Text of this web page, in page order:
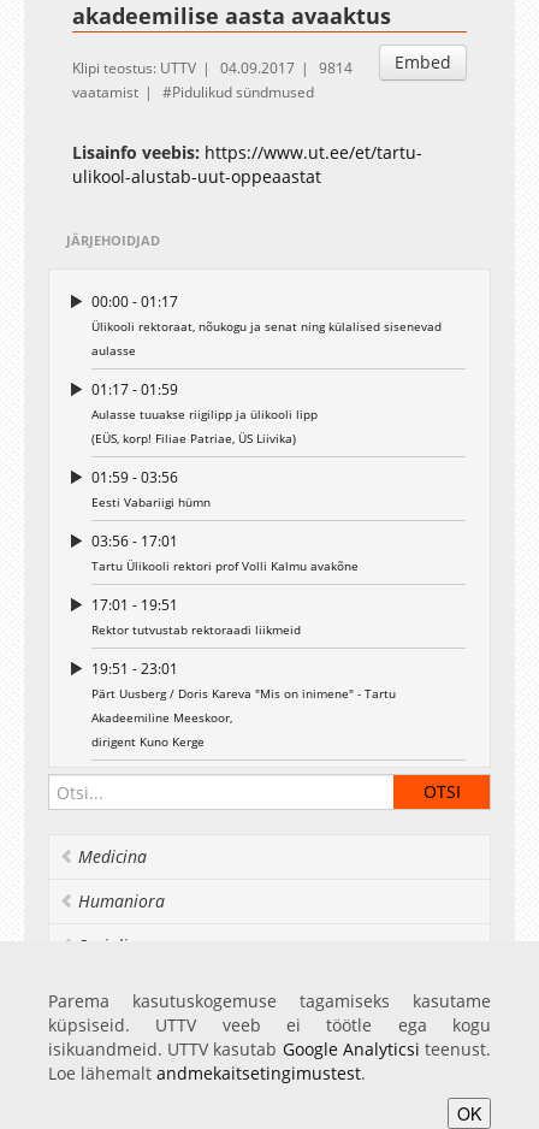
akadeemilise aasta avaaktus
Embed
Klipi teostus: UTTV 04.09.2017
9814
vaatamist
Pidulikud sündmused
Lisainfo veebis: https://www.ut.ee/et/tartu-
ulikool-alustab-uut-oppeaastat
JÄRJEHOIDJAD
00:00 - 01:17
Ülikooli rektoraat, nõukogu ja senat ning külalised sisenevad
aulasse
01:17 - 01:59
Aulasse tuuakse riigilipp ja ülikooli lipp
(EÜS, korp! Filiae Patriae, ÜS Liivika)
01:59 - 03:56
Eesti Vabariigi hümn
03:56 - 17:01
Tartu Ülikooli rektori prof Volli Kalmu avakõne
17:01 - 19:51
Rektor tutvustab rektoraadi liikmeid
19:51 - 23:01
Pärt Uusberg / Doris Kareva "Mis on inimene" - Tartu
Akadeemiline Meeskoor,
dirigent Kuno Kerge
23:01 - 29:04
Tartu linnapea Urmas Klaasi tervitus
Akadeemiline Meeskoor
38:04 - 40:07
Lembit Veevo / Venda Sõelsepp "Karulaane jenka" -
Tartu Akadeemiline Meeskoor
Medicina
Humaniora
Socialia
Realia et naturalia
Ülikoolist veel
Parema kasutuskogemuse tagamiseks kasutame
küpsiseid. UTTV veeb ei töötle ega kogu
isikuandmeid. UTTV kasutab Google Analyticsi teenust.
Loe lähemalt andmekaitsetingimustest.
OK